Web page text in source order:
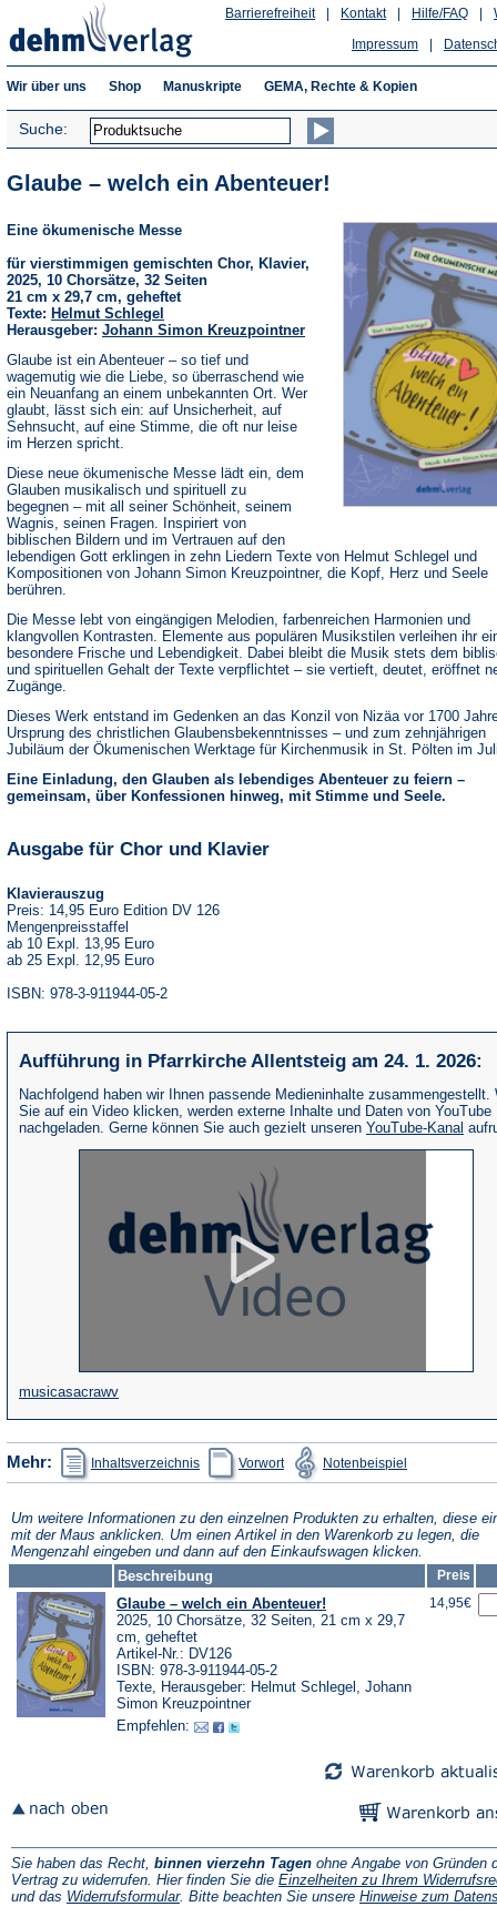
Hilfe/FAQ
Kontakt
Barrierefreiheit
Impressum
Wir über uns Shop Manuskripte GEMA, Rechte & Kopien
Suche:
Glaube – welch ein Abenteuer!
Eine ökumenische Messe
für vierstimmigen gemischten Chor, Klavier,
2025, 10 Chorsätze, 32 Seiten
21 cm x 29,7 cm, geheftet
Texte: Helmut Schlegel
Herausgeber: Johann Simon Kreuzpointner
Glaube ist ein Abenteuer – so tief und
wagemutig wie die Liebe, so überraschend wie
ein Neuanfang an einem unbekannten Ort. Wer
glaubt, lässt sich ein: auf Unsicherheit, auf
Sehnsucht, auf eine Stimme, die oft nur leise
im Herzen spricht.
Diese neue ökumenische Messe lädt ein, dem
Glauben musikalisch und spirituell zu
begegnen – mit all seiner Schönheit, seinem
Wagnis, seinen Fragen. Inspiriert von
biblischen Bildern und im Vertrauen auf den
lebendigen Gott erklingen in zehn Liedern Texte von Helmut Schlegel und
Kompositionen von Johann Simon Kreuzpointner, die Kopf, Herz und Seele
berühren.
Die Messe lebt von eingängigen Melodien, farbenreichen Harmonien und
klangvollen Kontrasten. Elemente aus populären Musikstilen verleihen ihr
besondere Frische und Lebendigkeit. Dabei bleibt die Musik stets dem
und spirituellen Gehalt der Texte verpflichtet – sie vertieft, deutet, eröffnet
Zugänge.
Dieses Werk entstand im Gedenken an das Konzil von Nizäa vor 1700
Ursprung des christlichen Glaubensbekenntnisses – und zum zehnjährigen
Jubiläum der Ökumenischen Werktage für Kirchenmusik in St. Pölten im
Eine Einladung, den Glauben als lebendiges Abenteuer zu feiern –
gemeinsam, über Konfessionen hinweg, mit Stimme und Seele.
Ausgabe für Chor und Klavier
Klavierauszug
Preis: 14,95 Euro Edition DV 126
Mengenpreisstaffel
ab 10 Expl. 13,95 Euro
ab 25 Expl. 12,95 Euro
ISBN: 978-3-911944-05-2
Aufführung in Pfarrkirche Allentsteig am 24. 1. 2026:
Nachfolgend haben wir Ihnen passende Medieninhalte zusammengestellt.
Sie auf ein Video klicken, werden externe Inhalte und Daten von YouTube
nachgeladen. Gerne können Sie auch gezielt unseren YouTube-Kanal
musicasacrawv(Öffnet
in
einem
neuen
Mehr: Inhaltsverzeichnis
(Öffnet
in
einem
Tab)
Vorwort
(Öffnet
in
einem
Tab)
Notenbeispiel in
einem
Tab)
Um weitere Informationen zu den einzelnen Produkten zu erhalten, diese
mit der Maus anklicken. Um einen Artikel in den Warenkorb zu legen, die
Mengenzahl eingeben und dann auf den Einkaufswagen klicken.
Beschreibung
Preis
Glaube – welch ein Abenteuer!
2025, 10 Chorsätze, 32 Seiten, 21 cm x 29,7
cm, geheftet
Artikel-Nr.: DV126
ISBN: 978-3-911944-05-2
Texte, Herausgeber: Helmut Schlegel, Johann
Simon Kreuzpointner
Empfehlen:
14,95€
Sie haben das Recht, binnen vierzehn Tagen ohne Angabe von Gründen
Vertrag zu widerrufen. Hier finden Sie die Einzelheiten zu Ihrem
und das Widerrufsformular(Öffnet
. Bitte beachten Sie unsere Hinweise zum